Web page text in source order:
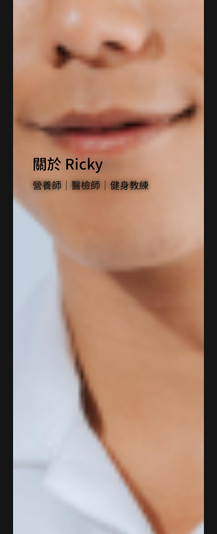
關於 Ricky
營養師｜醫檢師｜健身教練